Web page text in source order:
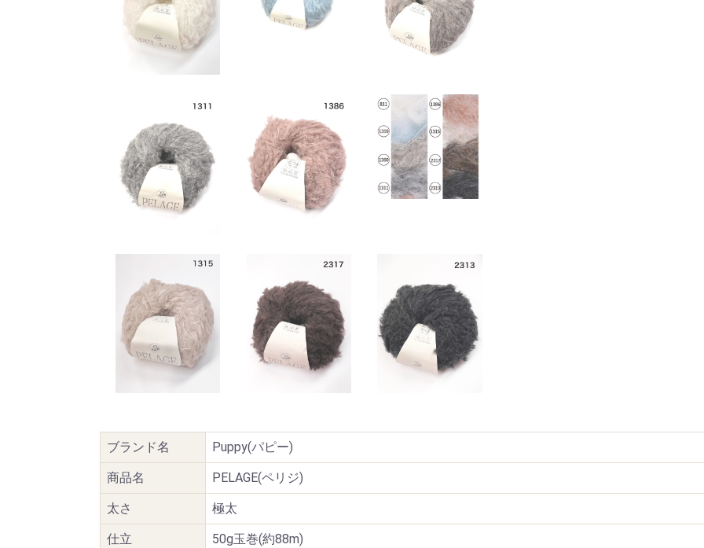
ブランド名 Puppy(パピー)
商品名 PELAGE(ペリジ)
太さ 極太
仕立 50g玉巻(約88m)